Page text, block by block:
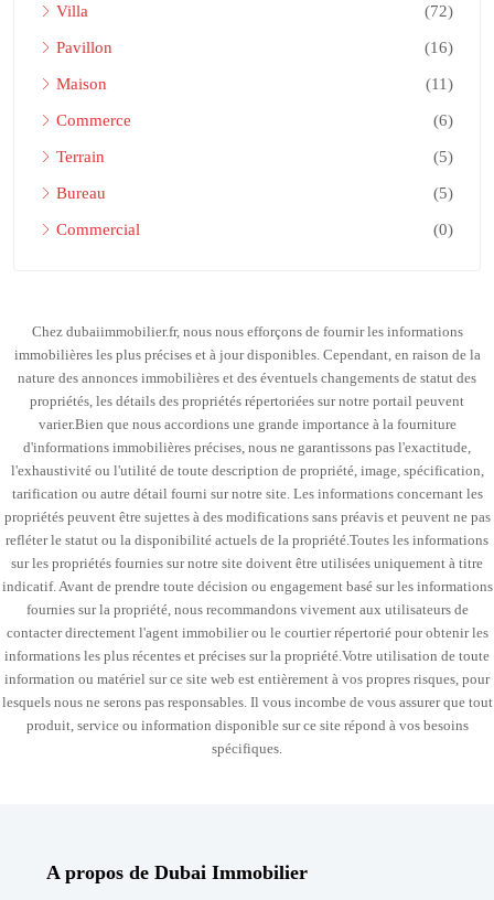
Villa (72)
Pavillon (16)
Maison (11)
Commerce (6)
Terrain (5)
Bureau (5)
Commercial (0)
Chez dubaiimmobilier.fr, nous nous efforçons de fournir les informations
immobilières les plus précises et à jour disponibles. Cependant, en raison de la
nature des annonces immobilières et des éventuels changements de statut des
propriétés, les détails des propriétés répertoriées sur notre portail peuvent
varier.Bien que nous accordions une grande importance à la fourniture
d'informations immobilières précises, nous ne garantissons pas l'exactitude,
l'exhaustivité ou l'utilité de toute description de propriété, image, spécification,
tarification ou autre détail fourni sur notre site. Les informations concernant les
propriétés peuvent être sujettes à des modifications sans préavis et peuvent ne pas
refléter le statut ou la disponibilité actuels de la propriété.Toutes les informations
sur les propriétés fournies sur notre site doivent être utilisées uniquement à titre
indicatif. Avant de prendre toute décision ou engagement basé sur les informations
fournies sur la propriété, nous recommandons vivement aux utilisateurs de
contacter directement l'agent immobilier ou le courtier répertorié pour obtenir les
informations les plus récentes et précises sur la propriété.Votre utilisation de toute
information ou matériel sur ce site web est entièrement à vos propres risques, pour
lesquels nous ne serons pas responsables. Il vous incombe de vous assurer que tout
produit, service ou information disponible sur ce site répond à vos besoins
spécifiques.
A propos de Dubai Immobilier